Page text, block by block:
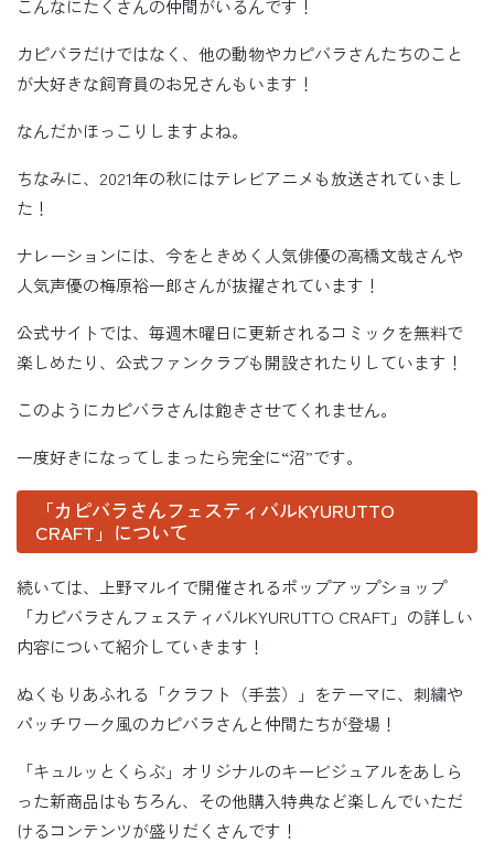
こんなにたくさんの仲間がいるんです！
カピバラだけではなく、他の動物やカピバラさんたちのこと
が大好きな飼育員のお兄さんもいます！
なんだかほっこりしますよね。
ちなみに、2021年の秋にはテレビアニメも放送されていまし
た！
ナレーションには、今をときめく人気俳優の高橋文哉さんや
人気声優の梅原裕一郎さんが抜擢されています！
公式サイトでは、毎週木曜日に更新されるコミックを無料で
楽しめたり、公式ファンクラブも開設されたりしています！
このようにカピバラさんは飽きさせてくれません。
一度好きになってしまったら完全に“沼”です。
「カピバラさんフェスティバルKYURUTTO
CRAFT」について
続いては、上野マルイで開催されるポップアップショップ
「カピバラさんフェスティバルKYURUTTO CRAFT」の詳しい
内容について紹介していきます！
ぬくもりあふれる「クラフト（手芸）」をテーマに、刺繍や
パッチワーク風のカピバラさんと仲間たちが登場！
「キュルッとくらぶ」オリジナルのキービジュアルをあしら
った新商品はもちろん、その他購入特典など楽しんでいただ
けるコンテンツが盛りだくさんです！